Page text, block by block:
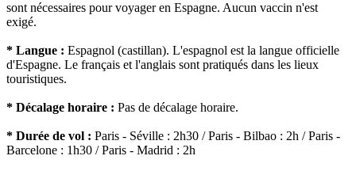
sont nécessaires pour voyager en Espagne. Aucun vaccin n'est
exigé.
* Langue : Espagnol (castillan). L'espagnol est la langue officielle
d'Espagne. Le français et l'anglais sont pratiqués dans les lieux
touristiques.
* Décalage horaire : Pas de décalage horaire.
* Durée de vol : Paris - Séville : 2h30 / Paris - Bilbao : 2h / Paris -
Barcelone : 1h30 / Paris - Madrid : 2h